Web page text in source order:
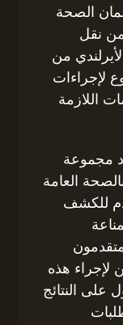
الصحة
من نقل
من
لإجراءات
اللازمة
مجموعة
العامة
للكشف
لإجراء هذه
النتائج